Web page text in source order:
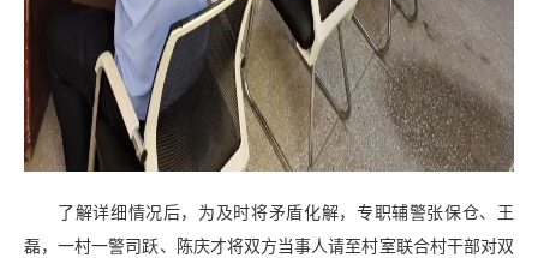
了解详细情况后，为及时将矛盾化解，专职辅警张保仓、王
磊，一村一警司跃、陈庆才将双方当事人请至村室联合村干部对双